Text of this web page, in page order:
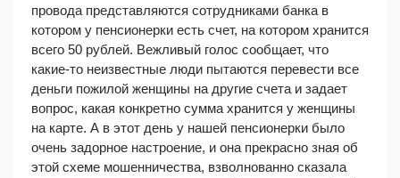
провода представляются сотрудниками банка в
котором у пенсионерки есть счет, на котором хранится
всего 50 рублей. Вежливый голос сообщает, что
какие-то неизвестные люди пытаются перевести все
деньги пожилой женщины на другие счета и задает
вопрос, какая конкретно сумма хранится у женщины
на карте. А в этот день у нашей пенсионерки было
очень задорное настроение, и она прекрасно зная об
этой схеме мошенничества, взволнованно сказала